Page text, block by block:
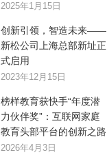
2025年1月15日
创新引领，智造未来——
新松公司上海总部新址正
式启用
2023年12月15日
榜样教育获快手“年度潜
力伙伴奖”：互联网家庭
教育头部平台的创新之路
2026年4月3日